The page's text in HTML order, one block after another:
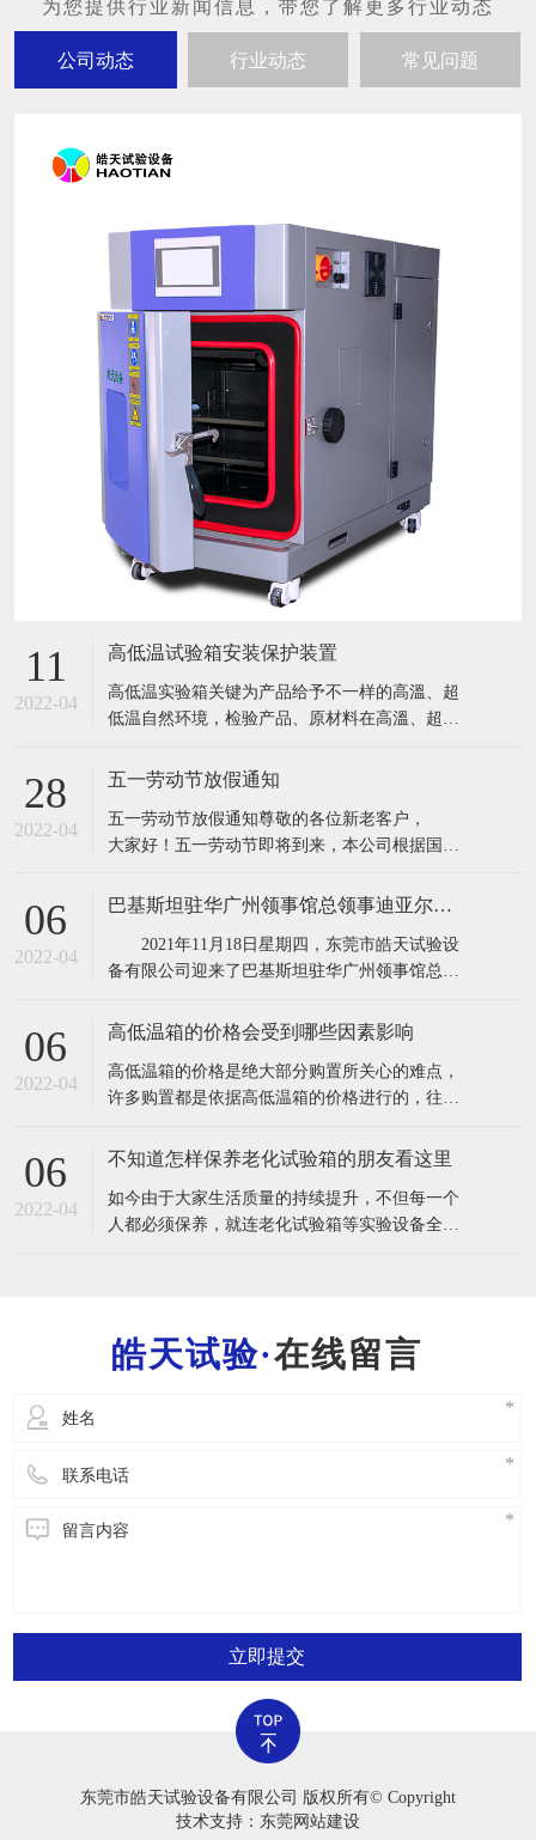
公司动态 行业动态 常见问题
11
2022-04
高低温试验箱安装保护装置
​高低温实验箱关键为产品给予不一样的高溫、超
低温自然环境，检验产品、原材料在高溫、超低
所具有的缺点,保证产品质量。高低温实验箱主要
产品、道路运输、电力能源原材料、航天航空、
诊疗化工厂、塑料橡料等及有关产品之耐高温，
28
2022-04
五一劳动节放假通知
五一劳动节放假通知​​尊敬的各位新老客户，
大家好！五一劳动节即将到来，本公司根据国务
动节假期安排通知如下：1、4月30日至5月4日
调休上班。节假日期间,各位新老客
06
2022-04
巴基斯坦驻华广州领事馆总领事迪亚尔汗先生和商务参赞穆罕默德·艾凡先生一行莅临东莞市皓天试验设备有限公司参观交流指导
2021年11月18日星期四，东莞市皓天试验设
备有限公司迎来了巴基斯坦驻华广州领事馆总领
中方代表陈新生一行莅临工厂参观指导。 东
基斯坦驻华广州领事馆总领事迪亚尔汗先生和商
务参赞穆罕默德·艾凡先生、中方代表
06
2022-04
高低温箱的价格会受到哪些因素影响
​高低温箱的价格是绝大部分购置所关心的难点，
许多购置都是依据高低温箱的价格进行的，往往
工制作工艺.原料.核心技术等因素不一样，因此在
的温度要求越高，价格就越高。由于温度越高，
压榨和改性工程塑料的成本费用就越高。挑选
06
2022-04
不知道怎样保养老化试验箱的朋友看这里
​如今由于大家生活质量的持续提升，不但每一个
人都必须保养，就连老化试验箱等实验设备全是
立即开展安全事故解决。2.严禁应用老化试验箱
在线留言
立即提交
东莞市皓天试验设备有限公司 版权所有© Copyright
技术支持：东莞网站建设